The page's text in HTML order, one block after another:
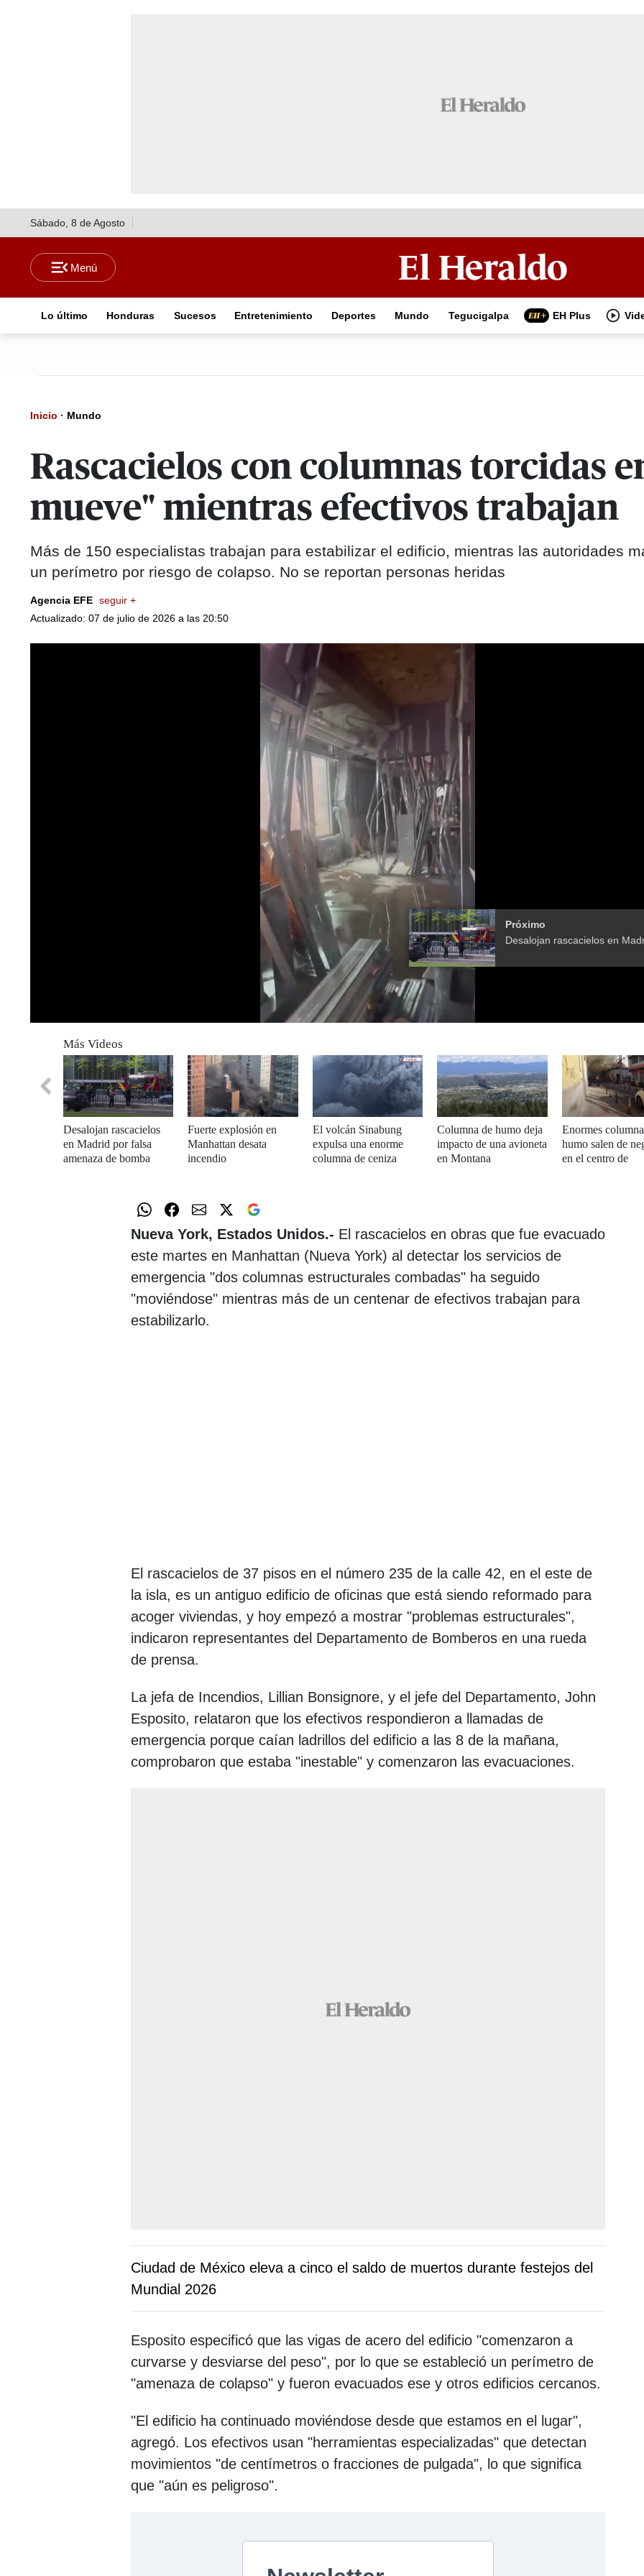
Sábado, 8 de Agosto
Lo último Honduras Sucesos Entretenimiento Deportes Mundo Tegucigalpa EH Plus
Inicio · Mundo
Rascacielos con columnas torcidas
mueve" mientras efectivos trabajan
Más de 150 especialistas trabajan para estabilizar el edificio, mientras las autoridades
un perímetro por riesgo de colapso. No se reportan personas heridas
Agencia EFE seguir +
Actualizado: 07 de julio de 2026 a las 20:50
seconds
Volume
0%
Próximo
Más Videos
Desalojan rascacielos
en Madrid por falsa
amenaza de bomba
Fuerte explosión en
Manhattan desata
incendio
El volcán Sinabung
expulsa una enorme
columna de ceniza
Columna de humo deja
impacto de una avioneta
en Montana
Enormes
humo salen de
en el centro de
Nueva York, Estados Unidos.- El rascacielos en obras que fue evacuado
este martes en Manhattan (Nueva York) al detectar los servicios de
emergencia "dos columnas estructurales combadas" ha seguido
"moviéndose" mientras más de un centenar de efectivos trabajan para
estabilizarlo.
El rascacielos de 37 pisos en el número 235 de la calle 42, en el este de
la isla, es un antiguo edificio de oficinas que está siendo reformado para
acoger viviendas, y hoy empezó a mostrar "problemas estructurales",
indicaron representantes del Departamento de Bomberos en una rueda
de prensa.
La jefa de Incendios, Lillian Bonsignore, y el jefe del Departamento, John
Esposito, relataron que los efectivos respondieron a llamadas de
emergencia porque caían ladrillos del edificio a las 8 de la mañana,
comprobaron que estaba "inestable" y comenzaron las evacuaciones.
Ciudad de México eleva a cinco el saldo de muertos durante festejos del
Mundial 2026
Esposito especificó que las vigas de acero del edificio "comenzaron a
curvarse y desviarse del peso", por lo que se estableció un perímetro de
"amenaza de colapso" y fueron evacuados ese y otros edificios cercanos.
"El edificio ha continuado moviéndose desde que estamos en el lugar",
agregó. Los efectivos usan "herramientas especializadas" que detectan
movimientos "de centímetros o fracciones de pulgada", lo que significa
que "aún es peligroso".